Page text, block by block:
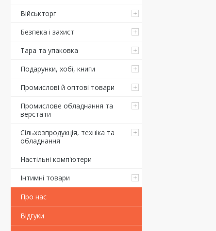
Військторг
Безпека і захист
Тара та упаковка
Подарунки, хобі, книги
Промислові й оптові товари
Промислове обладнання та
верстати
Сільхозпродукція, техніка та
обладнання
Настільні комп'ютери
Інтимні товари
Про нас
Відгуки